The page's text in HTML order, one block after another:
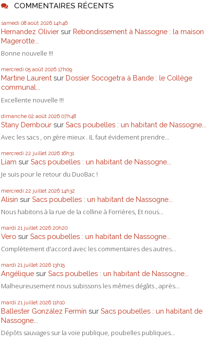
COMMENTAIRES RÉCENTS
samedi 08 août 2026 14h46
Hernandez Olivier sur Rebondissement à Nassogne : la maison
Magerotte...
Bonne nouvelle !!!
mercredi 05 août 2026 17h09
Martine Laurentsur Dossier Socogetra à Bande : le Collège
communal...
Excellente nouvelle !!!
dimanche 02 août 2026 07h48
Stany Dembour sur Sacs poubelles : un habitant de Nassogne...
Avec les sacs , on gère mieux . IL faut évidement prendre...
mercredi 22 juillet 2026 16h31
Liam sur Sacs poubelles : un habitant de Nassogne...
Je suis pour le retour du DuoBac !
mercredi 22 juillet 2026 14h32
Alisin sur Sacs poubelles : un habitant de Nassogne...
Nous habitons à la rue de la colline à Forrières, Et nous...
mardi 21 juillet 2026 20h20
Vero sur Sacs poubelles : un habitant de Nassogne...
Complètement d'accord avec les commentaires des autres...
mardi 21 juillet 2026 13h15
Angélique sur Sacs poubelles : un habitant de Nassogne...
Malheureusement nous subissons les mêmes dégâts , après...
mardi 21 juillet 2026 11h10
Ballester González Fermín sur Sacs poubelles : un habitant de
Nassogne...
Dépôts sauvages sur la voie publique, poubelles publiques...